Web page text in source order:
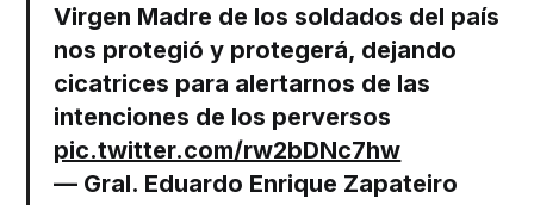
Virgen Madre de los soldados del país
nos protegió y protegerá, dejando
cicatrices para alertarnos de las
intenciones de los perversos
pic.twitter.com/rw2bDNc7hw
— Gral. Eduardo Enrique Zapateiro